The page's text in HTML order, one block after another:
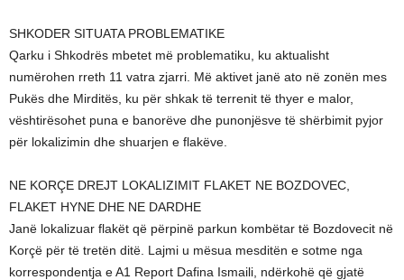
SHKODER SITUATA PROBLEMATIKE
Qarku i Shkodrës mbetet më problematiku, ku aktualisht
numërohen rreth 11 vatra zjarri. Më aktivet janë ato në zonën mes
Pukës dhe Mirditës, ku për shkak të terrenit të thyer e malor,
vështirësohet puna e banorëve dhe punonjësve të shërbimit pyjor
për lokalizimin dhe shuarjen e flakëve.
NE KORÇE DREJT LOKALIZIMIT FLAKET NE BOZDOVEC,
FLAKET HYNE DHE NE DARDHE
Janë lokalizuar flakët që përpinë parkun kombëtar të Bozdovecit në
Korçë për të tretën ditë. Lajmi u mësua mesditën e sotme nga
korrespondentja e A1 Report Dafina Ismaili, ndërkohë që gjatë